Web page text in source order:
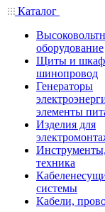
Каталог
оборудование
Щиты и
шинопровод
Генераторы
элементы
Изделия для
Инструменты,
техника
системы
Кабели,